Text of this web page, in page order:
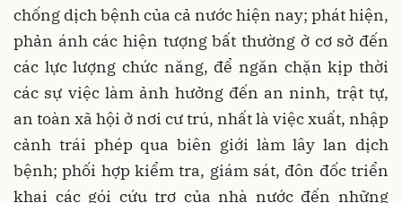
chống dịch bệnh của cả nước hiện nay; phát hiện,
phản ánh các hiện tượng bất thường ở cơ sở đến
các lực lượng chức năng, để ngăn chặn kịp thời
các sự việc làm ảnh hưởng đến an ninh, trật tự,
an toàn xã hội ở nơi cư trú, nhất là việc xuất, nhập
cảnh trái phép qua biên giới làm lây lan dịch
bệnh; phối hợp kiểm tra, giám sát, đôn đốc triển
khai các gói cứu trợ của nhà nước đến những